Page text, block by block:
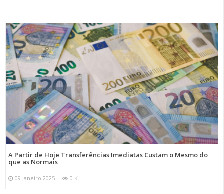
A Partir de Hoje Transferências Imediatas Custam o Mesmo do
que as Normais
09 Janeiro 2025 0 K